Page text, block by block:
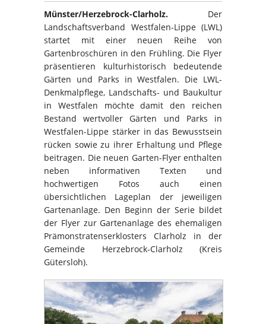
Münster/Herzebrock-Clarholz. Der
Landschaftsverband Westfalen-Lippe (LWL)
startet mit einer neuen Reihe von
Gartenbroschüren in den Frühling. Die Flyer
präsentieren kulturhistorisch bedeutende
Gärten und Parks in Westfalen. Die LWL-
Denkmalpflege, Landschafts- und Baukultur
in Westfalen möchte damit den reichen
Bestand wertvoller Gärten und Parks in
Westfalen-Lippe stärker in das Bewusstsein
rücken sowie zu ihrer Erhaltung und Pflege
beitragen. Die neuen Garten-Flyer enthalten
neben informativen Texten und
hochwertigen Fotos auch einen
übersichtlichen Lageplan der jeweiligen
Gartenanlage. Den Beginn der Serie bildet
der Flyer zur Gartenanlage des ehemaligen
Prämonstratenserklosters Clarholz in der
Gemeinde Herzebrock-Clarholz (Kreis
Gütersloh).